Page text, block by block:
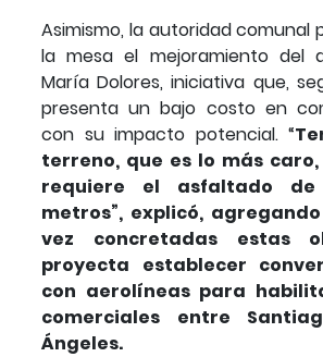
Asimismo, la autoridad comunal
la mesa el mejoramiento del
María Dolores, iniciativa que,
presenta un bajo costo en
con su impacto potencial. “
terreno, que es lo más caro,
requiere el asfaltado de
metros”, explicó,
vez concretadas estas
proyecta establecer
con aerolíneas para
comerciales entre
Ángeles.